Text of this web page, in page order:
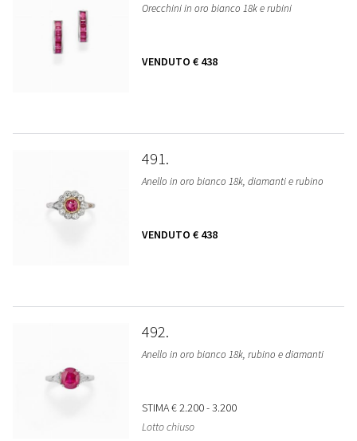
Orecchini in oro bianco 18k e rubini
VENDUTO € 438
491
Anello in oro bianco 18k, diamanti e rubino
VENDUTO € 438
492
Anello in oro bianco 18k, rubino e diamanti
STIMA€ 2.200 - 3.200
Lotto chiuso